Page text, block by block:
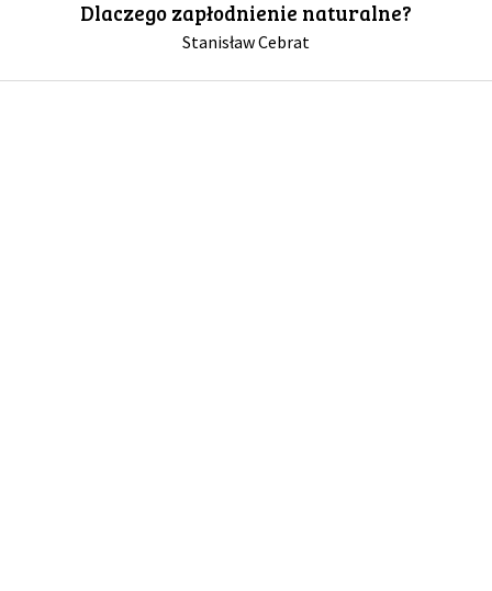
Dlaczego zapłodnienie naturalne?
Stanisław Cebrat